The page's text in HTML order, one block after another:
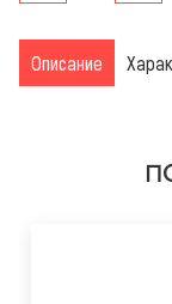
Описание